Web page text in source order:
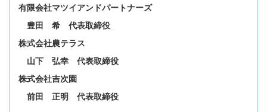
有限会社マツイアンドパートナーズ
豊田 希 代表取締役
株式会社農テラス
山下 弘幸 代表取締役
株式会社吉次園
前田 正明 代表取締役